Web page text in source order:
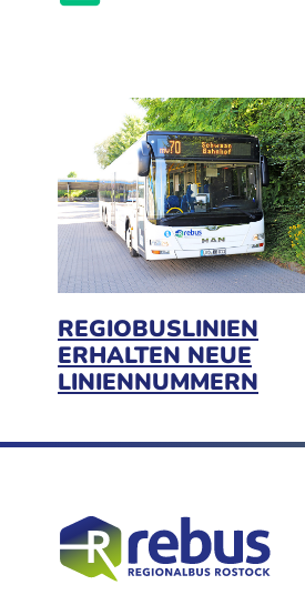
REGIOBUSLINIEN
ERHALTEN NEUE
LINIENNUMMERN